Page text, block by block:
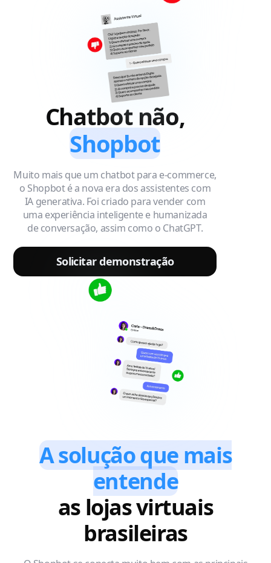
Chatbot não,
Shopbot
Muito mais que um chatbot para e-commerce,
o Shopbot é a nova era dos assistentes com
IA generativa. Foi criado para vender com
uma experiência inteligente e humanizada
de conversação, assim como o ChatGPT.
Solicitar demonstração
A solução que mais
entende
as lojas virtuais
brasileiras